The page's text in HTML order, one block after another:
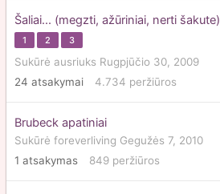
Šaliai... (megzti, ažūriniai, nerti šakute)
1 2 3
Sukūrė ausriuks Rugpjūčio 30, 2009
24 atsakymai 4.734 peržiūros
Brubeck apatiniai
Sukūrė foreverliving Gegužės 7, 2010
1 atsakymas 849 peržiūros